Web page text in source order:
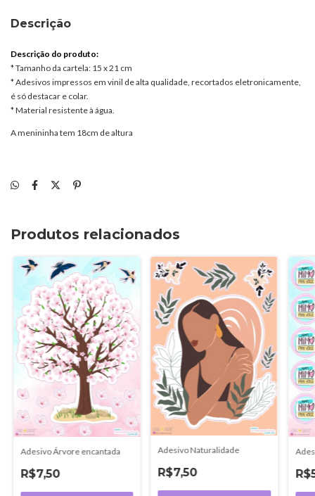
Descrição
Descrição do produto:
* Tamanho da cartela: 15 x 21 cm
* Adesivos impressos em vinil de alta qualidade, recortados eletronicamente,
é só destacar e colar.
* Material resistente à água.
A menininha tem 18cm de altura
Produtos relacionados
Adesivo Árvore encantada
R$7,50
Adesivo Naturalidade
R$7,50